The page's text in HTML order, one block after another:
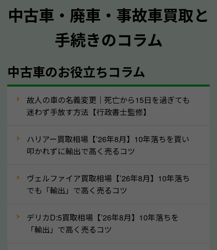
質問させていただく内容は以下の通りとなります。
メーカー／車種
型式／グレード
走行距離（例：約〇万キロ）
車検の満了日
内装や外装の状態
定を行い高価買取価格をつけやすくなります。
ってきます！
月割りで返還されるものです。ですから、自動車税の
還付金は早めに売却するほど多く還付されます。不要
中古車・廃車・事故車買取と
手続きのコラム
中古車のお役立ちコラム
故人の車の名義変更｜死亡から15日を過ぎても
迷わず手放す方法【行政書士監修】
ハリアー買取相場【’26年8月】10年落ちを買い
叩かれずに輸出で高く売るコツ
ヴェルファイア買取相場【’26年8月】10年落ち
でも「輸出」で高く売るコツ
デリカD:5買取相場【’26年8月】10年落ちを
「輸出」で高く売るコツ